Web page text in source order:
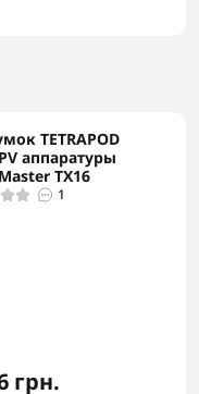
TETRAPOD
аппаратуры
TX16
1
грн.